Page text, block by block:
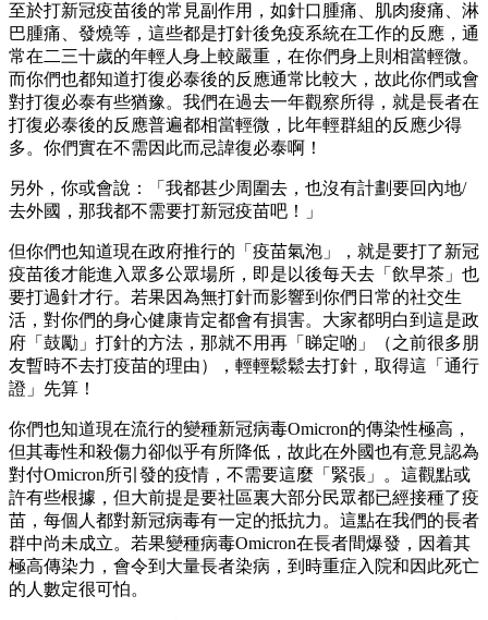
至於打新冠疫苗後的常見副作用，如針口腫痛、肌肉痠痛、淋
巴腫痛、發燒等，這些都是打針後免疫系統在工作的反應，通
常在二三十歲的年輕人身上較嚴重，在你們身上則相當輕微。
而你們也都知道打復必泰後的反應通常比較大，故此你們或會
對打復必泰有些猶豫。我們在過去一年觀察所得，就是長者在
打復必泰後的反應普遍都相當輕微，比年輕群組的反應少得
多。你們實在不需因此而忌諱復必泰啊！
另外，你或會說：「我都甚少周圍去，也沒有計劃要回內地/
去外國，那我都不需要打新冠疫苗吧！」
但你們也知道現在政府推行的「疫苗氣泡」，就是要打了新冠
疫苗後才能進入眾多公眾場所，即是以後每天去「飲早茶」也
要打過針才行。若果因為無打針而影響到你們日常的社交生
活，對你們的身心健康肯定都會有損害。大家都明白到這是政
府「鼓勵」打針的方法，那就不用再「睇定啲」（之前很多朋
友暫時不去打疫苗的理由），輕輕鬆鬆去打針，取得這「通行
證」先算！
你們也知道現在流行的變種新冠病毒Omicron的傳染性極高，
但其毒性和殺傷力卻似乎有所降低，故此在外國也有意見認為
對付Omicron所引發的疫情，不需要這麼「緊張」。這觀點或
許有些根據，但大前提是要社區裏大部分民眾都已經接種了疫
苗，每個人都對新冠病毒有一定的抵抗力。這點在我們的長者
群中尚未成立。若果變種病毒Omicron在長者間爆發，因着其
極高傳染力，會令到大量長者染病，到時重症入院和因此死亡
的人數定很可怕。